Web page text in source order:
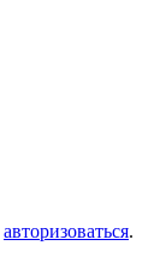
авторизоваться.